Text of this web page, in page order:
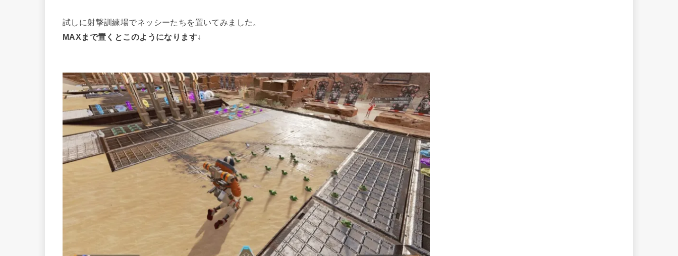
試しに射撃訓練場でネッシーたちを置いてみました。
MAXまで置くとこのようになります↓